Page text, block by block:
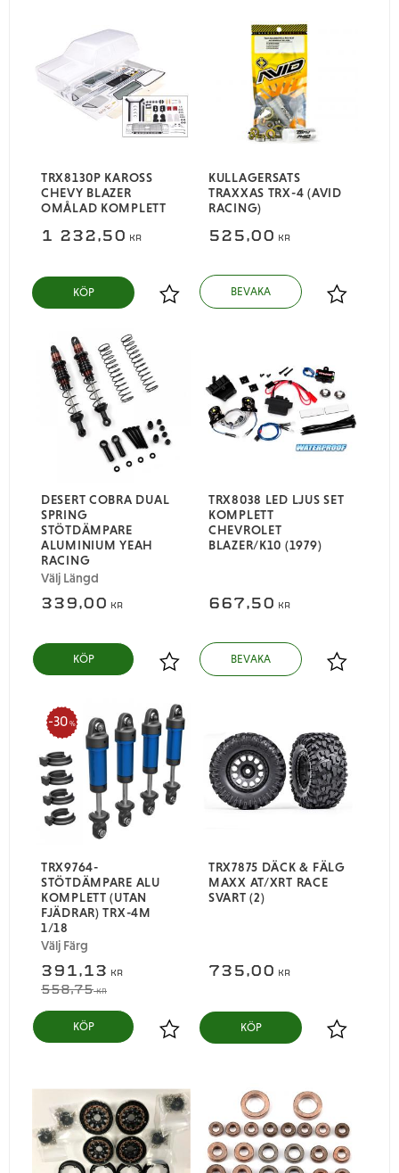
TRX8130P KAROSS
CHEVY BLAZER
OMÅLAD KOMPLETT
1 232,50 KR
Lägg till i favoriter
KÖP
KULLAGERSATS
TRAXXAS TRX-4 (AVID
RACING)
525,00 KR
Lägg till i
DESERT COBRA DUAL
SPRING
STÖTDÄMPARE
ALUMINIUM YEAH
RACING
Välj Längd
339,00 KR
Lägg till i favoriter
TRX8038 LED LJUS SET
KOMPLETT
CHEVROLET
BLAZER/K10 (1979)
667,50 KR
Lägg till i
TRX9764-
STÖTDÄMPARE ALU
KOMPLETT (UTAN
FJÄDRAR) TRX-4M
1/18
Välj Färg
391,13 KR
558,75KR
30 %
Lägg till i favoriter
TRX7875 DÄCK & FÄLG
MAXX AT/XRT RACE
SVART (2)
735,00 KR
Lägg till i
KÖP